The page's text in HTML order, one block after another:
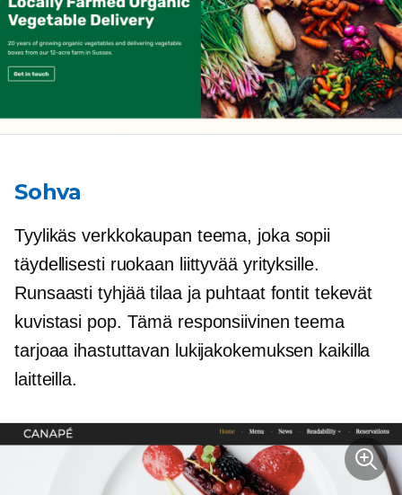
Sohva
Tyylikäs verkkokaupan teema, joka sopii
täydellisesti ruokaan liittyvääyrityksille.
Runsaasti tyhjää tilaa ja puhtaat fontit tekevät
kuvistasi pop. Tämä responsiivinen teema
tarjoaa ihastuttavan lukijakokemuksen kaikilla
laitteilla.